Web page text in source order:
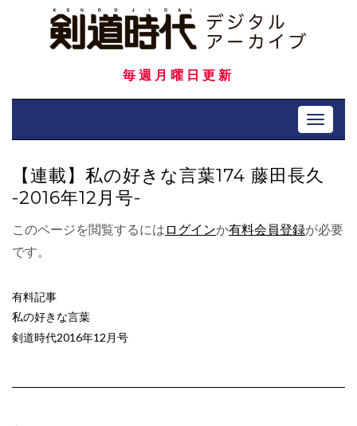
毎週月曜日更新
Toggle
【連載】私の好きな言葉174 藤田長久
-2016年12月号-
このページを閲覧するには ログインか有料会員登録が必要
です。
有料記事
私の好きな言葉
剣道時代2016年12月号